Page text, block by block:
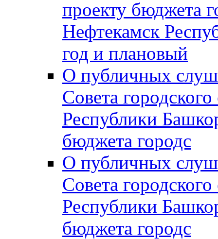
проекту бюджета
Нефтекамск
год и плановый
О публичных
Совета
Республики
бюджета городс
О публичных
Совета
Республики
бюджета городс